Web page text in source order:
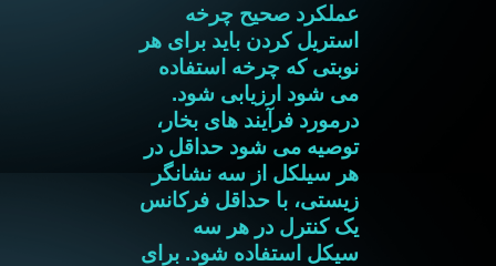
عملکرد صحیح چرخه
استریل کردن باید برای هر
نوبتی که چرخه استفاده
می شود ارزیابی شود.
درمورد فرآیند های بخار،
توصیه می شود حداقل در
هر سیلکل از سه نشانگر
زیستی، با حداقل فرکانس
یک کنترل در هر سه
سیکل استفاده شود. برای